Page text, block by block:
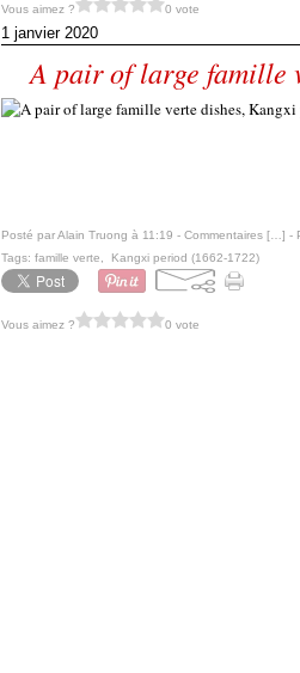
Vous aimez ? 0 vote
1 janvier 2020
A pair of large famille
Posté par Alain Truong à 11:19 - Commentaires [ ] -
Tags: famille verte Kangxi period (1662-1722)
Vous aimez ? 0 vote